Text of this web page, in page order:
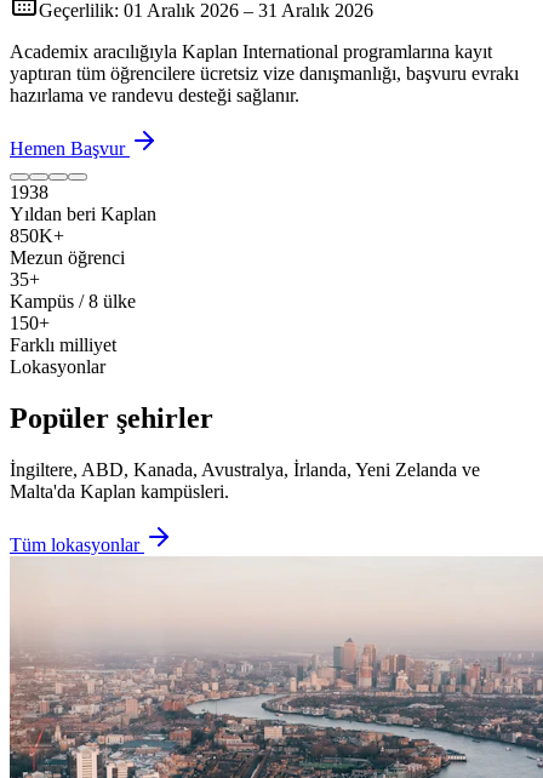
Geçerlilik: 01 Aralık 2026 – 31 Aralık 2026
Academix aracılığıyla Kaplan International programlarına kayıt
yaptıran tüm öğrencilere ücretsiz vize danışmanlığı, başvuru evrakı
hazırlama ve randevu desteği sağlanır.
Hemen Başvur
1938
Yıldan beri Kaplan
850K+
Mezun öğrenci
35+
Kampüs / 8 ülke
150+
Farklı milliyet
Lokasyonlar
Popüler şehirler
İngiltere, ABD, Kanada, Avustralya, İrlanda, Yeni Zelanda ve
Malta'da Kaplan kampüsleri.
Tüm lokasyonlar